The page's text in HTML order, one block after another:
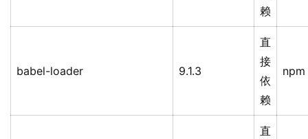
赖
babel-loader 9.1.3
直
接
依
赖
npm
直